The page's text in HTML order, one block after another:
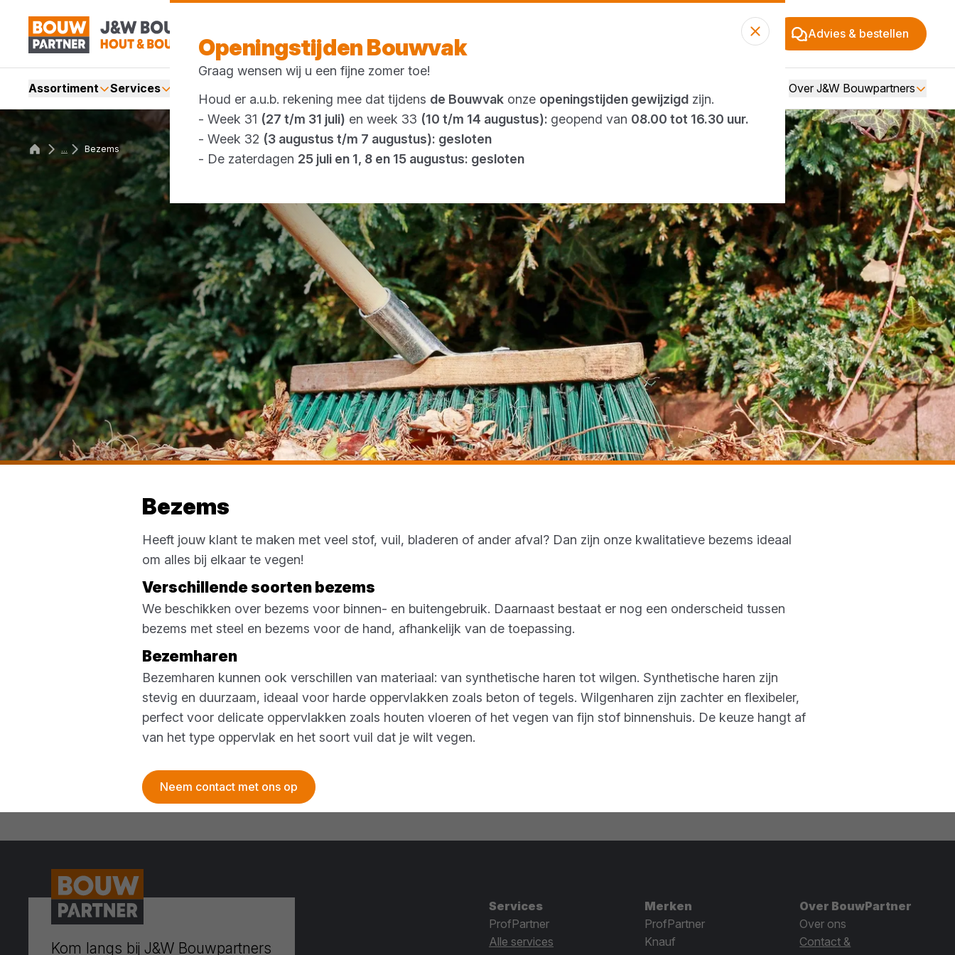
Advies & bestellen
Assortiment Services Over J&W Bouwpartners
... Bezems
Bezems
Heeft jouw klant te maken met veel stof, vuil, bladeren of ander afval? Dan zijn onze kwalitatieve bezems ideaal
om alles bij elkaar te vegen!
Verschillende soorten bezems
We beschikken over bezems voor binnen- en buitengebruik. Daarnaast bestaat er nog een onderscheid tussen
bezems met steel en bezems voor de hand, afhankelijk van de toepassing.
Bezemharen
Bezemharen kunnen ook verschillen van materiaal: van synthetische haren tot wilgen. Synthetische haren zijn
stevig en duurzaam, ideaal voor harde oppervlakken zoals beton of tegels. Wilgenharen zijn zachter en flexibeler,
perfect voor delicate oppervlakken zoals houten vloeren of het vegen van fijn stof binnenshuis. De keuze hangt af
van het type oppervlak en het soort vuil dat je wilt vegen.
Neem contact met ons op
Openingstijden Bouwvak
Graag wensen wij u een fijne zomer toe!
Houd er a.u.b. rekening mee dat tijdens de Bouwvak onze openingstijden gewijzigd zijn.
- Week 31 (27 t/m 31 juli) en week 33 (10 t/m 14 augustus): geopend van 08.00 tot 16.30 uur.
- Week 32 (3 augustus t/m 7 augustus): gesloten
- De zaterdagen 25 juli en 1, 8 en 15 augustus: gesloten
Kom langs bij J&W Bouwpartners
Services
ProfPartner
Alle services
Merken
ProfPartner
Knauf
Over BouwPartner
Over ons
Contact &